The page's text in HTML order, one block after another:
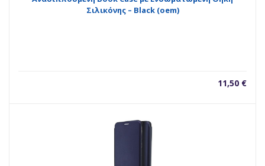
Σιλικόνης – Black (oem)
11,50 €